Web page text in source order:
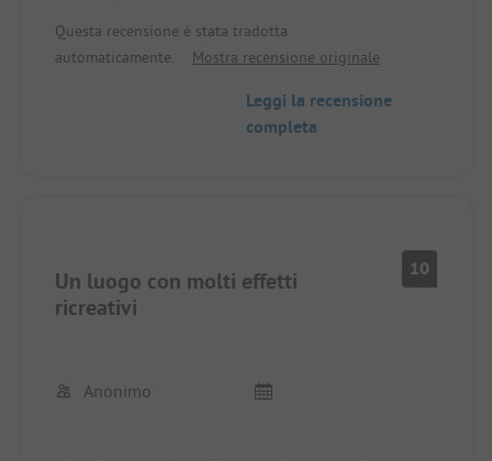
Siamo stati qui per la prima volta - ma non per
l'ultima.... Il viaggio di 900 km è valso la pena! ....
Questa recensione è stata tradotta
automaticamente.
Mostra recensione originale
Leggi la recensione
completa
Un luogo con molti effetti
ricreativi
10
Anonimo